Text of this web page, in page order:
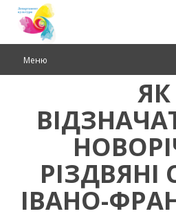
ЯК
РІЗДВЯНІ
ІВАНО-